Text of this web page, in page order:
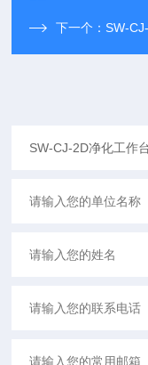
下一个：SW-